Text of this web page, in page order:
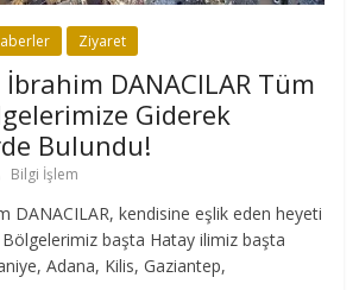
Ziyaret
İbrahim DANACILAR Tüm
Giderek
Bulundu!
Bilgi İşlem
DANACILAR, kendisine eşlik eden heyeti
başta Hatay ilimiz başta
Adana, Kilis, Gaziantep,